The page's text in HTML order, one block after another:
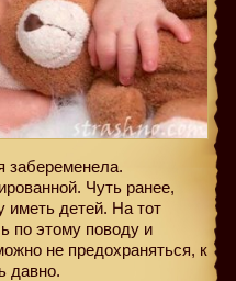
забеременела.
Чуть ранее,
иметь детей. На тот
по этому поводу и
не предохраняться, к
давно.